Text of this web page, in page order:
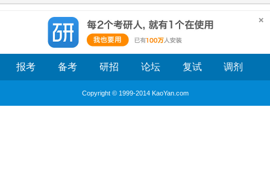
报考 备考 研招 论坛 复试 调剂
Copyright © 1999-2014 KaoYan.com